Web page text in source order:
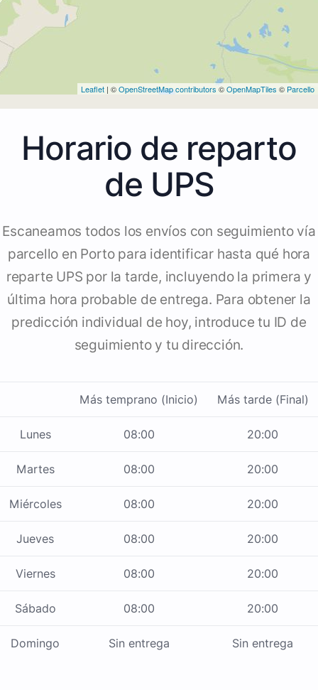
Leaflet | ©OpenStreetMap contributors ©OpenMapTiles © Parcello
Horario de reparto
de UPS
Escaneamos todos los envíos con seguimiento vía
parcello en Porto para identificar hasta qué hora
reparte UPS por la tarde, incluyendo la primera y
última hora probable de entrega. Para obtener la
predicción individual de hoy, introduce tu ID de
seguimiento y tu dirección.
Más temprano (Inicio) Más tarde (Final)
Lunes 08:00 20:00
Martes 08:00 20:00
Miércoles 08:00 20:00
Jueves 08:00 20:00
Viernes 08:00 20:00
Sábado 08:00 20:00
Domingo Sin entrega Sin entrega